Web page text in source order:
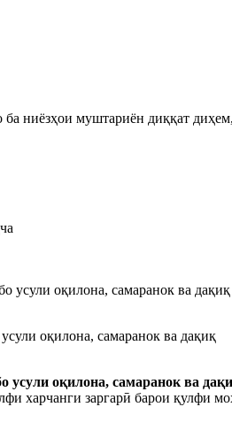
ниёзҳои муштариён диққат
оқилона, самаранок ва дақиқ
оқилона, самаранок ва